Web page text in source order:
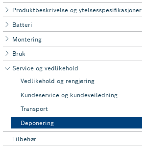
Produktbeskrivelse og ytelsesspesifikasjoner
Batteri
Montering
Bruk
Service og ‌vedlikehold
Vedlikehold og rengjøring
Kundeservice og kundeveiledning
Transport
Deponering
Tilbehør